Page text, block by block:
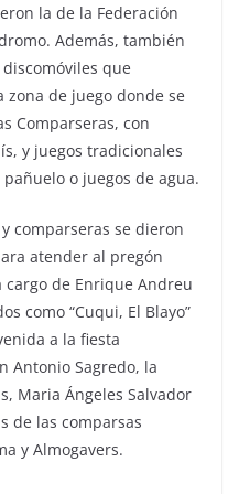
la de la Federación
Además, también
que
zona de juego donde se
Comparseras, con
y juegos tradicionales
o juegos de agua.
comparseras se dieron
atender al pregón
de Enrique Andreu
como “Cuqui, El Blayo”
a la fiesta
Antonio Sagredo, la
Maria Ángeles Salvador
de las comparsas
y Almogavers.